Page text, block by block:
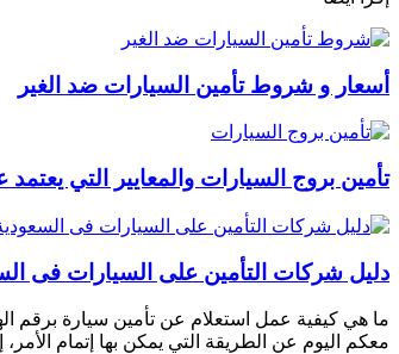
أسعار و شروط تأمين السيارات ضد الغير
تأمين بروج السيارات والمعايير التي يعتمد
دليل شركات التأمين على السيارات فى
ما هي كيفية عمل استعلام عن تأمين سيارة برقم
معكم اليوم عن الطريقة التي يمكن بها إتمام